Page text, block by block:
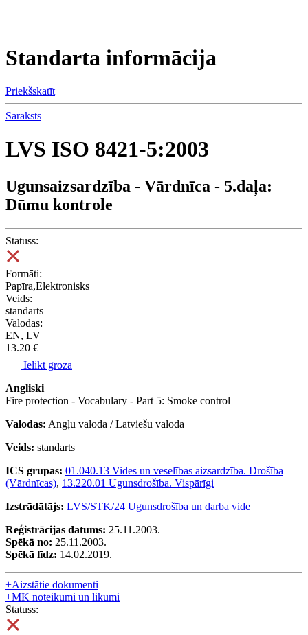
Standarta informācija
Priekšskatīt
Saraksts
LVS ISO 8421-5:2003
Ugunsaizsardzība - Vārdnīca - 5.daļa:
Dūmu kontrole
Statuss:
Formāti:
Papīra,Elektronisks
Veids:
standarts
Valodas:
EN, LV
13.20 €
Ielikt grozā
Angliski
Fire protection - Vocabulary - Part 5: Smoke control
Valodas: Angļu valoda / Latviešu valoda
Veids: standarts
ICS grupas: 01.040.13 Vides un veselības aizsardzība. Drošība
(Vārdnīcas), 13.220.01 Ugunsdrošība. Vispārīgi
Izstrādātājs: LVS/STK/24 Ugunsdrošība un darba vide
Reģistrācijas datums: 25.11.2003.
Spēkā no: 25.11.2003.
Spēkā līdz: 14.02.2019.
+Aizstātie dokumenti
+MK noteikumi un likumi
Statuss: